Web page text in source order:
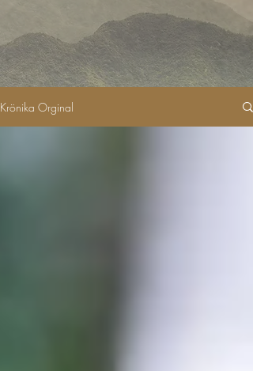
Krönika Orginal